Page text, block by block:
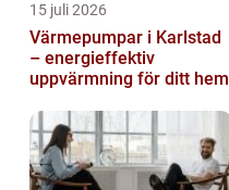
15 juli 2026
Värmepumpar i Karlstad
– energieffektiv
uppvärmning för ditt hem